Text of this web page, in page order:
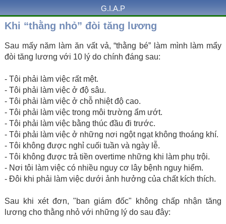
G.I.A.P
Khi “thằng nhỏ” đòi tăng lương
Sau mấy năm làm ăn vất vả, “thằng bé” làm mình làm mẩy
đòi tăng lương với 10 lý do chính đáng sau:
- Tôi phải làm việc rất mệt.
- Tôi phải làm việc ở độ sâu.
- Tôi phải làm việc ở chỗ nhiệt độ cao.
- Tôi phải làm việc trong môi trường ẩm ướt.
- Tôi phải làm việc bằng thúc đầu đi trước.
- Tôi phải làm việc ở những nơi ngột ngạt không thoáng khí.
- Tôi không được nghỉ cuối tuần và ngày lễ.
- Tôi không được trả tiền overtime những khi làm phụ trội.
- Nơi tôi làm việc có nhiều nguy cơ lây bệnh nguy hiểm.
- Đôi khi phải làm việc dưới ảnh hưởng của chất kích thích.
Sau khi xét đơn, "ban giám đốc" không chấp nhận tăng
lương cho thằng nhỏ với những lý do sau đây: